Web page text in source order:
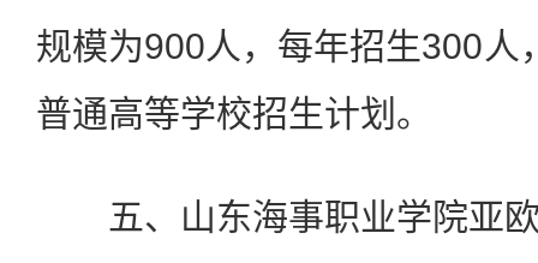
规模为900人，每年招生300人
普通高等学校招生计划。
五、山东海事职业学院亚欧